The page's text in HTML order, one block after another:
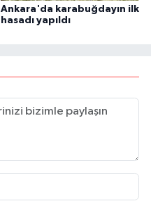
Ankara'da karabuğdayın ilk
hasadı yapıldı